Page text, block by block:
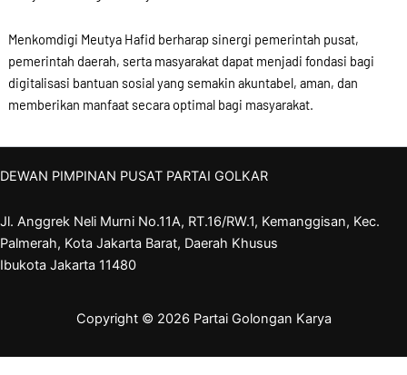
Menkomdigi Meutya Hafid berharap sinergi pemerintah pusat,
pemerintah daerah, serta masyarakat dapat menjadi fondasi bagi
digitalisasi bantuan sosial yang semakin akuntabel, aman, dan
memberikan manfaat secara optimal bagi masyarakat.
DEWAN PIMPINAN PUSAT PARTAI GOLKAR
Jl. Anggrek Neli Murni No.11A, RT.16/RW.1, Kemanggisan, Kec.
Palmerah, Kota Jakarta Barat, Daerah Khusus
Ibukota Jakarta 11480
Copyright © 2026 Partai Golongan Karya